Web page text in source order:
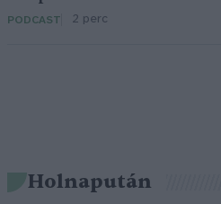
PODCAST 2 perc
Holnapután